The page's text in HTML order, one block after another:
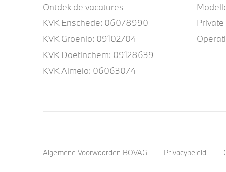
Ontdek de vacatures
KVK Enschede: 06078990
KVK Groenlo: 09102704
KVK Doetinchem: 09128639
KVK Almelo: 06063074
Algemene Voorwaarden BOVAG Privacybeleid